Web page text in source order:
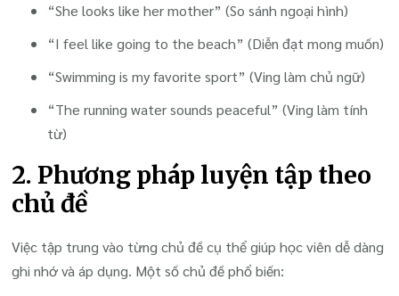
“She looks like her mother” (So sánh ngoại hình)
“I feel like going to the beach” (Diễn đạt mong muốn)
“Swimming is my favorite sport” (Ving làm chủ ngữ)
“The running water sounds peaceful” (Ving làm tính
từ)
2. Phương pháp luyện tập theo
chủ đề
Việc tập trung vào từng chủ đề cụ thể giúp học viên dễ dàng
ghi nhớ và áp dụng. Một số chủ đề phổ biến: